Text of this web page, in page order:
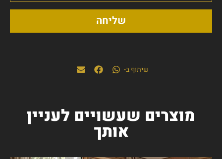
שליחה
שיתוף ב-
מוצרים שעשויים לעניין
אותך